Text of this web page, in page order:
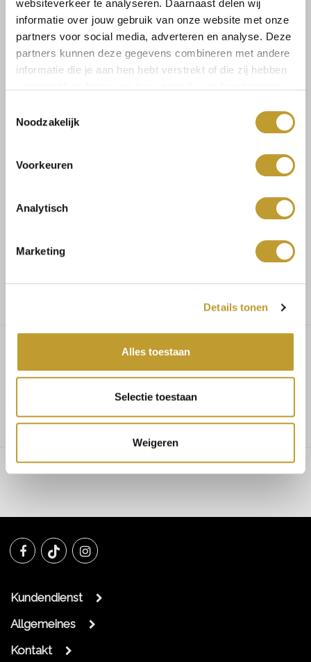
websiteverkeer te analyseren. Daarnaast delen wij
informatie over jouw gebruik van onze website met onze
partners voor social media, adverteren en analyse. Deze
partners kunnen deze gegevens combineren met andere
informatie die je aan hen hebt verstrekt of die zij hebben
Noodzakelijk
Voorkeuren
Analytisch
Marketing
Details tonen
Alles toestaan
Selectie toestaan
Weigeren
Gena heels buff gold leather
Kundendienst
Allgemeines
Kontakt